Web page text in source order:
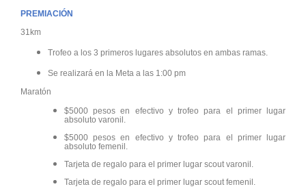
PREMIACIÓN
31km
Trofeo a los 3 primeros lugares absolutos en ambas ramas.
Se realizará en la Meta a las 1:00 pm
Maratón
$5000 pesos en efectivo y trofeo para el primer lugar
absoluto varonil.
$5000 pesos en efectivo y trofeo para el primer lugar
absoluto femenil.
Tarjeta de regalo para el primer lugar scout varonil.
Tarjeta de regalo para el primer lugar scout femenil.